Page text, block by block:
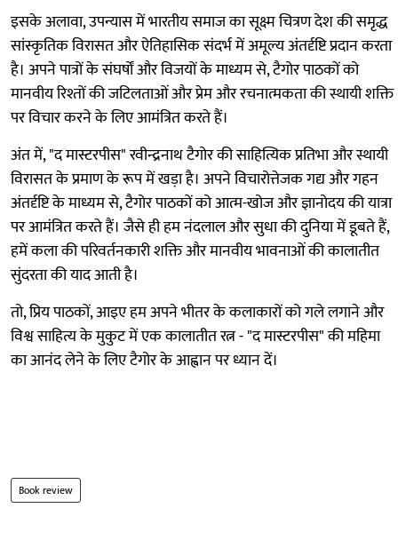
इसके अलावा, उपन्यास में भारतीय समाज का सूक्ष्म चित्रण देश की समृद्ध
सांस्कृतिक विरासत और ऐतिहासिक संदर्भ में अमूल्य अंतर्दृष्टि प्रदान करता
है। अपने पात्रों के संघर्षों और विजयों के माध्यम से, टैगोर पाठकों को
मानवीय रिश्तों की जटिलताओं और प्रेम और रचनात्मकता की स्थायी शक्ति
पर विचार करने के लिए आमंत्रित करते हैं।
अंत में, "द मास्टरपीस" रवीन्द्रनाथ टैगोर की साहित्यिक प्रतिभा और स्थायी
विरासत के प्रमाण के रूप में खड़ा है। अपने विचारोत्तेजक गद्य और गहन
अंतर्दृष्टि के माध्यम से, टैगोर पाठकों को आत्म-खोज और ज्ञानोदय की यात्रा
पर आमंत्रित करते हैं। जैसे ही हम नंदलाल और सुधा की दुनिया में डूबते हैं,
हमें कला की परिवर्तनकारी शक्ति और मानवीय भावनाओं की कालातीत
सुंदरता की याद आती है।
तो, प्रिय पाठकों, आइए हम अपने भीतर के कलाकारों को गले लगाने और
विश्व साहित्य के मुकुट में एक कालातीत रत्न - "द मास्टरपीस" की महिमा
का आनंद लेने के लिए टैगोर के आह्वान पर ध्यान दें।
Book review